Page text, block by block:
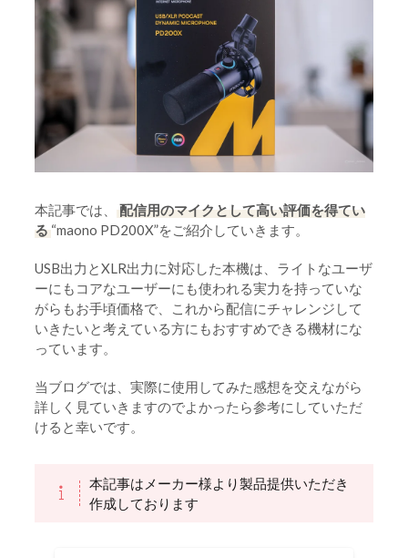
本記事では、
配信用のマイクとして高い評価を得てい
る“maono PD200X”をご紹介していきます。
USB出力とXLR出力に対応した本機は、ライトなユーザ
ーにもコアなユーザーにも使われる実力を持っていな
がらもお手頃価格で、これから配信にチャレンジして
いきたいと考えている方にもおすすめできる機材にな
っています。
当ブログでは、実際に使用してみた感想を交えながら
詳しく見ていきますのでよかったら参考にしていただ
けると幸いです。
本記事はメーカー様より製品提供いただき
作成しております